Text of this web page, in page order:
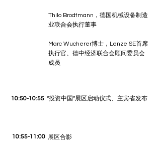
Thilo Brodtmann，德国机械设备制造
业联合会执行董事
​Marc Wucherer博士，Lenze SE首席
执行官、德中经济联合会顾问委员会
成员
10:50-10:55 “投资中国”展区启动仪式、主宾省发布
10:55-11:00 展区合影